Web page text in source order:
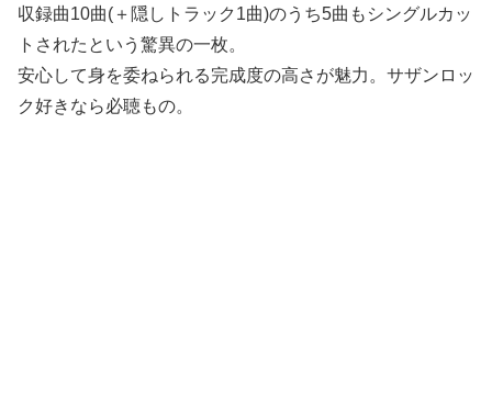
収録曲10曲(＋隠しトラック1曲)のうち5曲もシングルカッ
トされたという驚異の一枚。
安心して身を委ねられる完成度の高さが魅力。サザンロッ
ク好きなら必聴もの。